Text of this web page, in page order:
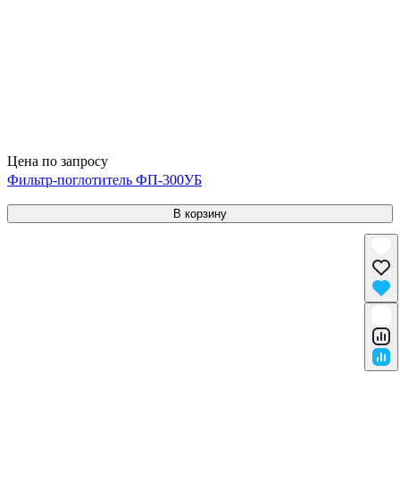
Цена по запросу
Фильтр-поглотитель ФП-300УБ
В корзину